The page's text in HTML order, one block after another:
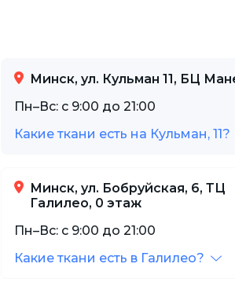
Минск, ул. Кульман 11, БЦ
Пн–Вс: с 9:00 до 21:00
Какие ткани есть на Кульман, 11?
Минск, ул. Бобруйская, 6, ТЦ
Галилео, 0 этаж
Пн–Вс: с 9:00 до 21:00
Какие ткани есть в Галилео?